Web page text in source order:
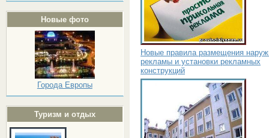
Новые фото
Города Европы
Туризм и отдых
Новые правила размещения
рекламы и установки рекламных
конструкций